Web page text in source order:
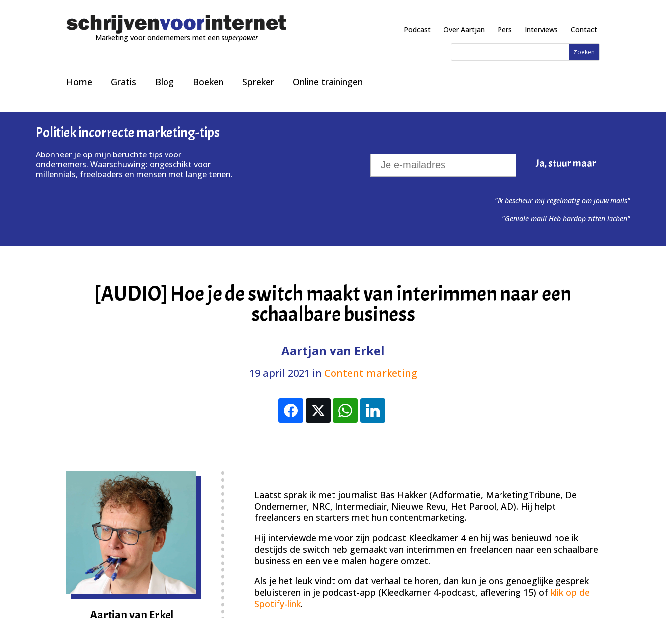
Marketing voor ondernemers met eensuperpower
Podcast Over Aartjan Pers Interviews Contact
Home Gratis Blog Boeken Spreker Online trainingen
Politiek incorrecte marketing-tips
Abonneer je op mijn beruchte tips voor
ondernemers. Waarschuwing: ongeschikt voor
millennials, freeloaders en mensen met lange tenen.
"Ik bescheur mij regelmatig om jouw mails"
"Geniale mail! Heb hardop zitten lachen"
[AUDIO] Hoe je de switch maakt van interimmen naar een
schaalbare business
Aartjan van Erkel
19 april 2021 in Content marketing
Aartjan van Erkel
Laatst sprak ik met journalist Bas Hakker (Adformatie, MarketingTribune, De
Ondernemer, NRC, Intermediair, Nieuwe Revu, Het Parool, AD). Hij helpt
freelancers en starters met hun contentmarketing.
Hij interviewde me voor zijn podcast Kleedkamer 4 en hij was benieuwd hoe ik
destijds de switch heb gemaakt van interimmen en freelancen naar een schaalbare
business en een vele malen hogere omzet.
Als je het leuk vindt om dat verhaal te horen, dan kun je ons genoeglijke gesprek
beluisteren in je podcast-app (Kleedkamer 4-podcast, aflevering 15) of klik op de
Spotify-link.